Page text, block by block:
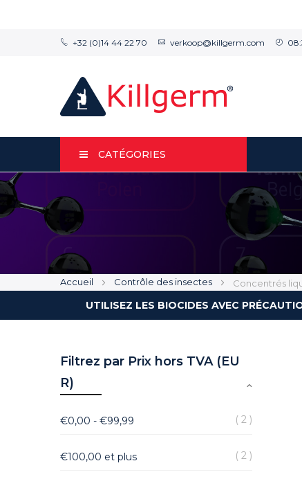
+32 (0)14 44 22 70 verkoop@killgerm.com
CATÉGORIES
Accueil Contrôle des insectes Concentrés
UTILISEZ LES BIOCIDES AVEC
Filtrez par Prix hors TVA (EU
R)
€0,00 - €99,99 2
€100,00 et plus 2